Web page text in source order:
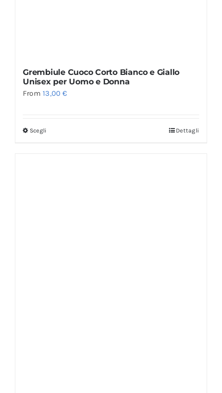
Grembiule Cuoco Corto Bianco e Giallo
Unisex per Uomo e Donna
From13,00€
Scegli Dettagli